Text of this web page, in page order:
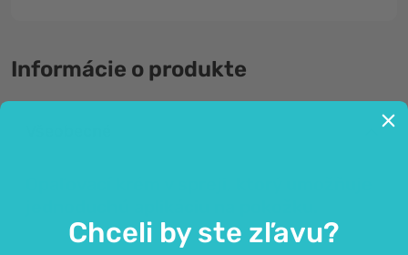
Informácie o produkte
Chceli by ste zľavu?